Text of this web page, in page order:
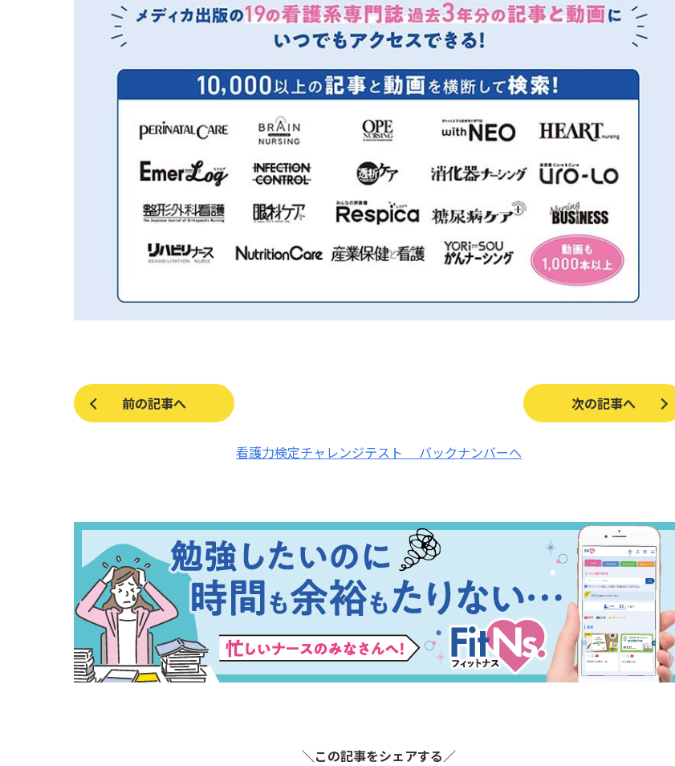
前の記事へ 次の記事へ
看護力検定チャレンジテスト バックナンバーへ
＼この記事をシェアする／